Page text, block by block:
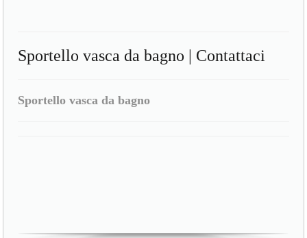
Sportello vasca da bagno | Contattaci
Sportello vasca da bagno